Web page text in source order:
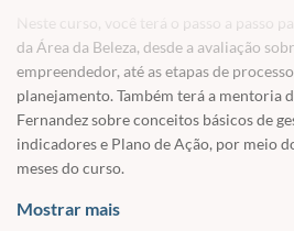
Neste curso, você terá o passo a passo
da Área da Beleza, desde a avaliação
empreendedor, até as etapas de
planejamento. Também terá a mentoria
Fernandez sobre conceitos básicos de
indicadores e Plano de Ação, por meio
meses do curso.
Tudo isso de forma muito didática e de
Mostrar mais